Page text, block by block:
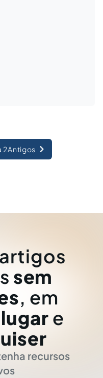
2Antigos
sem
, em
e
recursos